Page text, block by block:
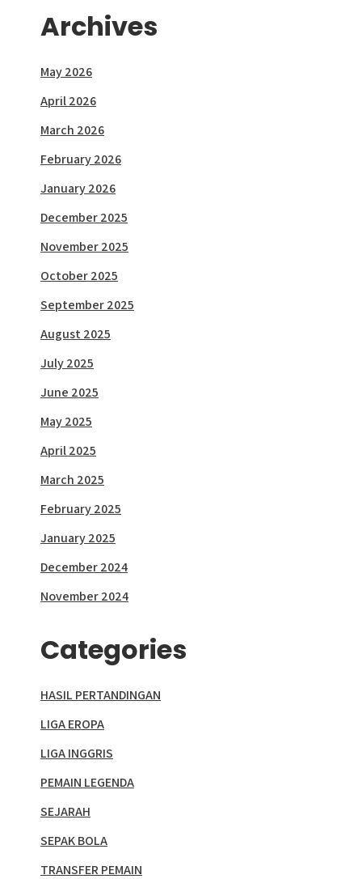
Archives
May 2026
April 2026
March 2026
February 2026
January 2026
December 2025
November 2025
October 2025
September 2025
August 2025
July 2025
June 2025
May 2025
April 2025
March 2025
February 2025
January 2025
December 2024
November 2024
Categories
HASIL PERTANDINGAN
LIGA EROPA
LIGA INGGRIS
PEMAIN LEGENDA
SEJARAH
SEPAK BOLA
TRANSFER PEMAIN